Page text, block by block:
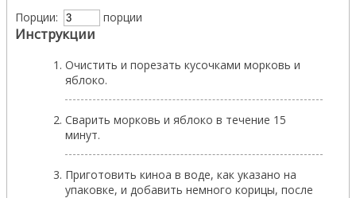
Порции:
порции
Инструкции
Очистить и порезать кусочками морковь и
яблоко.
Сварить морковь и яблоко в течение 15
минут.
Приготовить киноа в воде, как указано на
упаковке, и добавить немного корицы, после